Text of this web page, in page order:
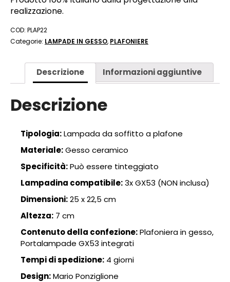
realizzazione.
COD: PLAP22
Categorie: LAMPADE IN GESSO, PLAFONIERE
Descrizione Informazioni aggiuntive
Descrizione
Tipologia:Lampada da soffitto a plafone
Materiale:Gesso ceramico
Specificità:Può essere tinteggiato
Lampadina compatibile:3x GX53 (NON inclusa)
Dimensioni:25 x 22,5 cm
Altezza: 7 cm
Contenuto della confezione:Plafoniera in gesso,
Portalampade GX53 integrati
Tempi di spedizione: 4 giorni
Design:Mario Ponziglione